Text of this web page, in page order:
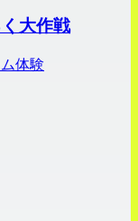
大作戦
体験